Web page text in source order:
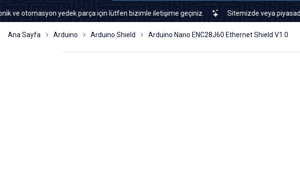
yedek parça için lütfen bizimle iletişime geçiniz. Sitemizde veya piyasada
Ana Sayfa Arduino Arduino Shield Arduino Nano ENC28J60 Ethernet Shield V1.0